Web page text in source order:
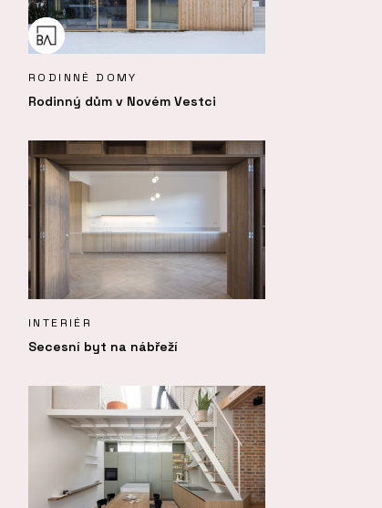
RODINNÉ DOMY
Rodinný dům v Novém Vestci
INTERIÉR
Secesní byt na nábřeží